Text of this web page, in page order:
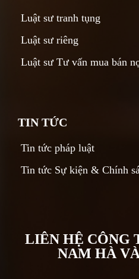
Luật sư tranh tụng
Luật sư riêng
Luật sư Tư vấn mua bán
TIN TỨC
Tin tức pháp luật
Tin tức Sự kiện & Chính
LIÊN HỆ CÔNG
NAM HÀ